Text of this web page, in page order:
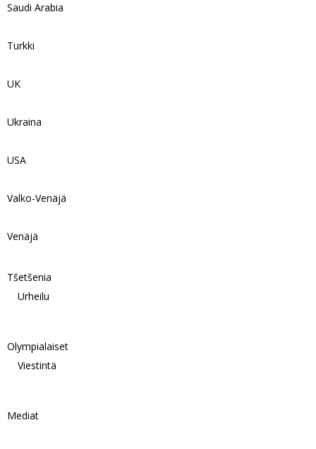
Saudi Arabia
Turkki
UK
Ukraina
USA
Valko-Venäjä
Venäjä
Tšetšenia
Urheilu
Olympialaiset
Viestintä
Mediat